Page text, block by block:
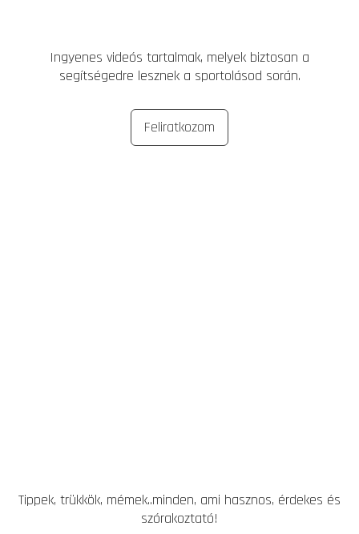
Ingyenes videós tartalmak, melyek biztosan a
segítségedre lesznek a sportolásod során.
Feliratkozom
Tippek, trükkök, mémek..minden, ami hasznos, érdekes és
szórakoztató!